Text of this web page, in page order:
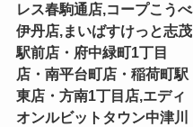
レス春駒通店,コープこうべ
伊丹店,まいばすけっと志茂
駅前店・府中緑町1丁目
店・南平台町店・稲荷町駅
東店・方南1丁目店,エディ
オンルビットタウン中津川